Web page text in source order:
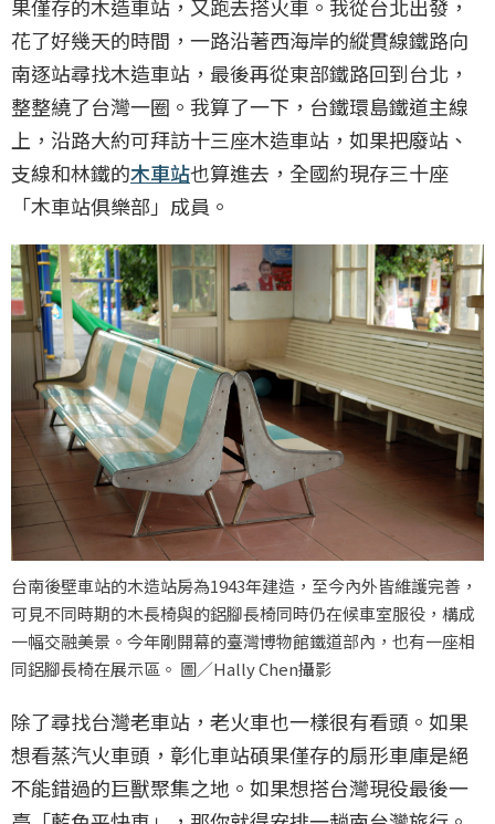
果僅存的木造車站，又跑去搭火車。我從台北出發，
花了好幾天的時間，一路沿著西海岸的縱貫線鐵路向
南逐站尋找木造車站，最後再從東部鐵路回到台北，
整整繞了台灣一圈。我算了一下，台鐵環島鐵道主線
上，沿路大約可拜訪十三座木造車站，如果把廢站、
支線和林鐵的木車站也算進去，全國約現存三十座
「木車站俱樂部」成員。
台南後壁車站的木造站房為1943年建造，至今內外皆維護完善，
可見不同時期的木長椅與的鋁腳長椅同時仍在候車室服役，構成
一幅交融美景。今年剛開幕的臺灣博物館鐵道部內，也有一座相
同鋁腳長椅在展示區。 圖／Hally Chen攝影
除了尋找台灣老車站，老火車也一樣很有看頭。如果
想看蒸汽火車頭，彰化車站碩果僅存的扇形車庫是絕
不能錯過的巨獸聚集之地。如果想搭台灣現役最後一